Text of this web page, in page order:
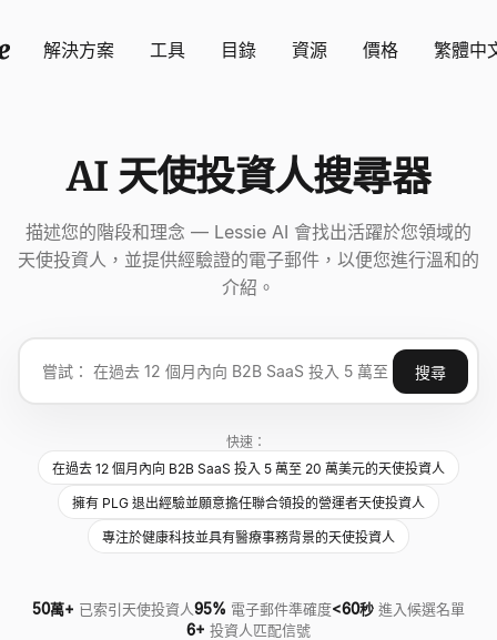
解決方案 工具 目錄 資源 價格 繁體中
AI 天使投資人搜尋器
描述您的階段和理念 — Lessie AI 會找出活躍於您領域的
天使投資人，並提供經驗證的電子郵件，以便您進行溫和的
介紹。
搜尋
快速：
在過去 12 個月內向 B2B SaaS 投入 5 萬至 20 萬美元的天使投資人
擁有 PLG 退出經驗並願意擔任聯合領投的營運者天使投資人
專注於健康科技並具有醫療事務背景的天使投資人
50萬+ 已索引天使投資人95% 電子郵件準確度<60秒 進入候選名單
6+ 投資人匹配信號